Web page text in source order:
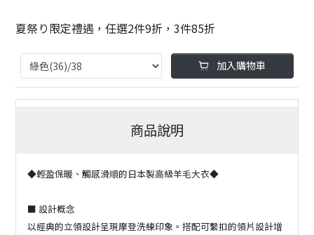
夏祭り限定禮遇，任選2件9折，3件85折
加入購物車
商品說明
◆輕盈保暖、觸感滑順的日本製高級羊毛大衣◆
■ 設計概念
以經典的立領設計呈現摩登洗練印象。搭配可繫扣的領片設計增